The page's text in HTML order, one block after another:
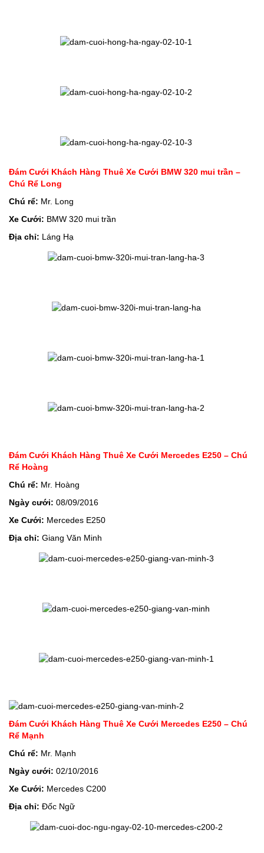
Đám Cưới Khách Hàng Thuê Xe Cưới BMW 320 mui trần –
Chú Rể Long
Chú rể: Mr. Long
Xe Cưới: BMW 320 mui trần
Địa chỉ: Láng Hạ
Đám Cưới Khách Hàng Thuê Xe Cưới Mercedes E250 – Chú
Rể Hoàng
Chú rể: Mr. Hoàng
Ngày cưới: 08/09/2016
Xe Cưới: Mercedes E250
Địa chỉ: Giang Văn Minh
Đám Cưới Khách Hàng Thuê Xe Cưới Mercedes E250 – Chú
Rể Mạnh
Chú rể: Mr. Mạnh
Ngày cưới: 02/10/2016
Xe Cưới: Mercedes C200
Địa chỉ: Đốc Ngữ